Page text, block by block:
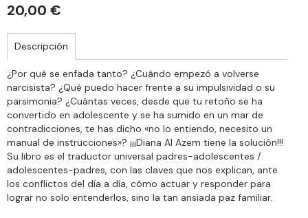
20,00 €
Descripción
¿Por qué se enfada tanto? ¿Cuándo empezó a volverse
narcisista? ¿Qué puedo hacer frente a su impulsividad o su
parsimonia? ¿Cuántas veces, desde que tu retoño se ha
convertido en adolescente y se ha sumido en un mar de
contradicciones, te has dicho «no lo entiendo, necesito un
manual de instrucciones»? ¡¡¡Diana Al Azem tiene la solución!!!
Su libro es el traductor universal padres-adolescentes /
adolescentes-padres, con las claves que nos explican, ante
los conflictos del día a día, cómo actuar y responder para
lograr no solo entenderlos, sino la tan ansiada paz familiar.